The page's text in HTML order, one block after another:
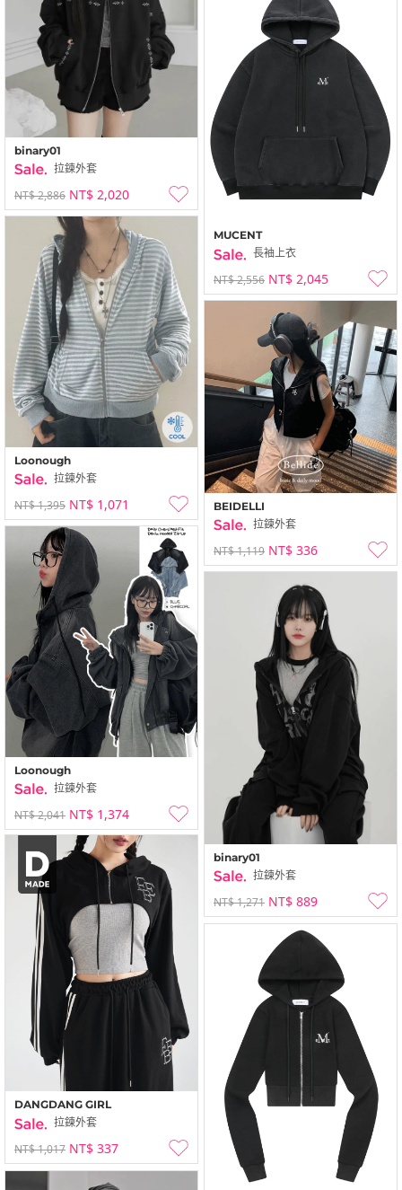
binary01
拉鍊外套
NT$ 2,886 NT$ 2,020
MUCENT
長袖上衣
NT$ 2,556 NT$ 2,045
Loonough
拉鍊外套
NT$ 1,395 NT$ 1,071 BEIDELLI
拉鍊外套
NT$ 1,119 NT$ 336
Loonough
拉鍊外套
NT$ 2,041 NT$ 1,374
binary01
拉鍊外套
NT$ 1,271 NT$ 889
DANGDANG GIRL
拉鍊外套
NT$ 1,017 NT$ 337